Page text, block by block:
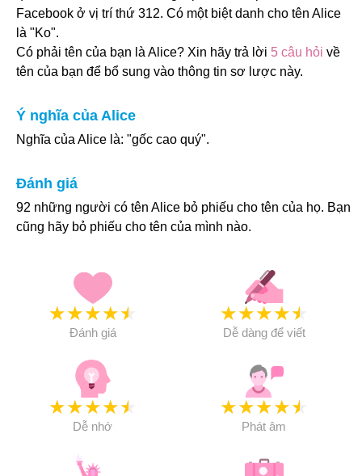
Facebook ở vị trí thứ 312. Có một biệt danh cho tên Alice
là "Ko".
Có phải tên của bạn là Alice? Xin hãy trả lời 5 câu hỏi về
tên của bạn để bổ sung vào thông tin sơ lược này.
Ý nghĩa của Alice
Nghĩa của Alice là: "gốc cao quý".
Đánh giá
92 những người có tên Alice bỏ phiếu cho tên của họ. Bạn
cũng hãy bỏ phiếu cho tên của mình nào.
★★★★★
Đánh giá
★★★★★
Dễ dàng để viết
★★★★★
Dễ nhớ
★★★★★
Phát âm